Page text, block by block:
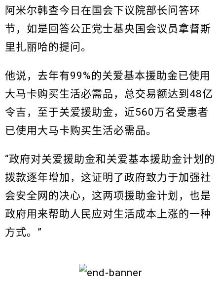
阿米尔韩查今日在国会下议院部长问答环
节，如是回答公正党士基央国会议员拿督斯
里扎丽哈的提问。
他说，去年有99%的关爱基本援助金已使用
大马卡购买生活必需品，总交易额达到48亿
令吉，至于关爱援助金，近560万名受惠者
已使用大马卡购买生活必需品。
“政府对关爱援助金和关爱基本援助金计划的
拨款逐年增加，这证明了政府致力于加强社
会安全网的决心，这两项援助金计划，也是
政府用来帮助人民应对生活成本上涨的一种
方式。”